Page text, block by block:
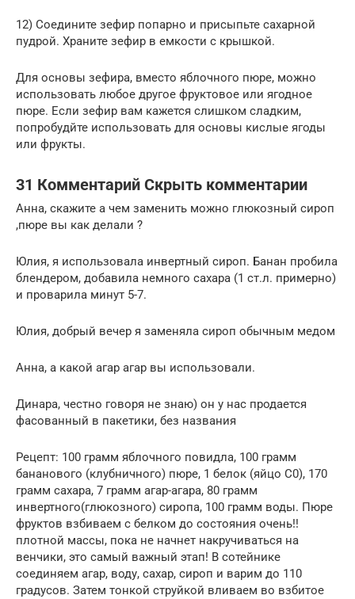
12) Соедините зефир попарно и присыпьте сахарной
пудрой. Храните зефир в емкости с крышкой.
Для основы зефира, вместо яблочного пюре, можно
использовать любое другое фруктовое или ягодное
пюре. Если зефир вам кажется слишком сладким,
попробудйте использовать для основы кислые ягоды
или фрукты.
31 Комментарий Скрыть комментарии
Анна, скажите а чем заменить можно глюкозный сироп
,пюре вы как делали ?
Юлия, я использовала инвертный сироп. Банан пробила
блендером, добавила немного сахара (1 ст.л. примерно)
и проварила минут 5-7.
Юлия, добрый вечер я заменяла сироп обычным медом
Анна, а какой агар агар вы использовали.
Динара, честно говоря не знаю) он у нас продается
фасованный в пакетики, без названия
Рецепт: 100 грамм яблочного повидла, 100 грамм
бананового (клубничного) пюре, 1 белок (яйцо С0), 170
грамм сахара, 7 грамм агар-агара, 80 грамм
инвертного(глюкозного) сиропа, 100 грамм воды. Пюре
фруктов взбиваем с белком до состояния очень!!
плотной массы, пока не начнет накручиваться на
венчики, это самый важный этап! В сотейнике
соединяем агар, воду, сахар, сироп и варим до 110
градусов. Затем тонкой струйкой вливаем во взбитое